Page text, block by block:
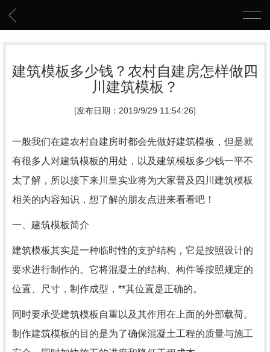
建筑模板多少钱？农村自建房怎样做四
川建筑模板？
[发布日期：2019/9/29 11:54:26]
一般我们在建农村自建房时都会先做好建筑模板，但是就
有很多人对建筑模板的用处，以及建筑模板多少钱一平不
太了解，所以接下来川皇实业将为大家普及四川建筑模板
相关的内容知识，想了解的朋友点进来看看吧！
一、建筑模板简介
建筑模板其实是一种临时性的支护结构，它是按照设计的
要求进行制作的。它将混凝土的结构、构件等按照规定的
位置、尺寸，制作成型，**其位置是正确的。
同时要承受建筑模板自重以及其作用在上面的外部载荷。
制作建筑模板的目的是为了确保混凝土工程的质量与施工